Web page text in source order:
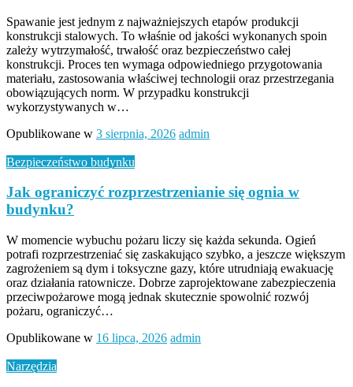
Spawanie jest jednym z najważniejszych etapów produkcji
konstrukcji stalowych. To właśnie od jakości wykonanych spoin
zależy wytrzymałość, trwałość oraz bezpieczeństwo całej
konstrukcji. Proces ten wymaga odpowiedniego przygotowania
materiału, zastosowania właściwej technologii oraz przestrzegania
obowiązujących norm. W przypadku konstrukcji
wykorzystywanych w…
Opublikowane w 3 sierpnia, 2026 admin
Bezpieczeństwo budynku
Jak ograniczyć rozprzestrzenianie się ognia w
budynku?
W momencie wybuchu pożaru liczy się każda sekunda. Ogień
potrafi rozprzestrzeniać się zaskakująco szybko, a jeszcze większym
zagrożeniem są dym i toksyczne gazy, które utrudniają ewakuację
oraz działania ratownicze. Dobrze zaprojektowane zabezpieczenia
przeciwpożarowe mogą jednak skutecznie spowolnić rozwój
pożaru, ograniczyć…
Opublikowane w 16 lipca, 2026 admin
Narzędzia